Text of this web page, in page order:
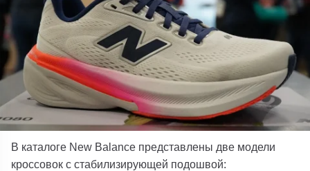
В каталоге New Balance представлены две модели
кроссовок с стабилизирующей подошвой: